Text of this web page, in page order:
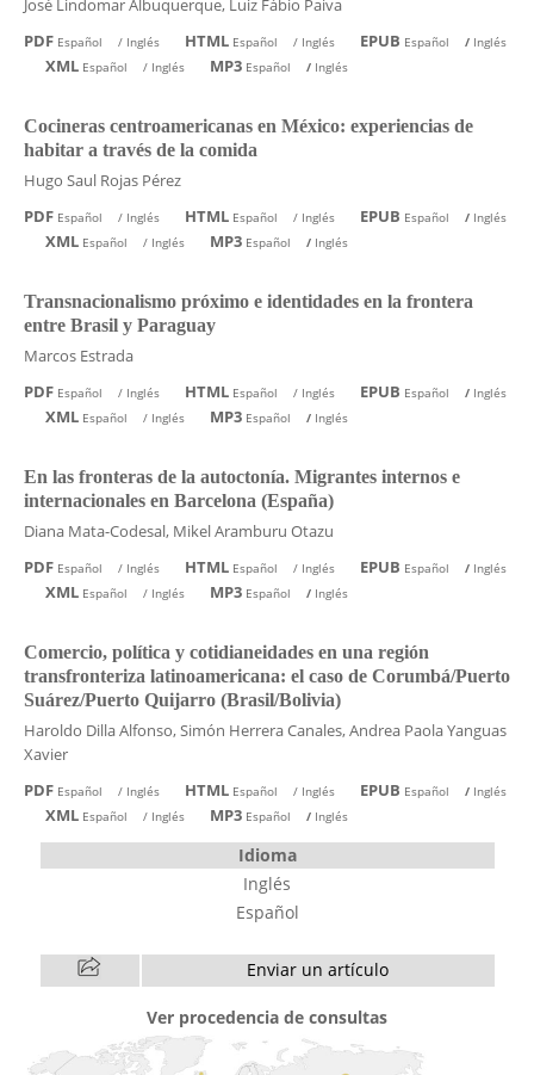
José Lindomar Albuquerque, Luiz Fábio Paiva
PDF Español / Inglés HTML Español / Inglés EPUB Español / Inglés
XML Español / Inglés MP3 Español / Inglés
Cocineras centroamericanas en México: experiencias de
habitar a través de la comida
Hugo Saul Rojas Pérez
PDF Español / Inglés HTML Español / Inglés EPUB Español / Inglés
XML Español / Inglés MP3 Español / Inglés
Transnacionalismo próximo e identidades en la frontera
entre Brasil y Paraguay
Marcos Estrada
PDF Español / Inglés HTML Español / Inglés EPUB Español / Inglés
XML Español / Inglés MP3 Español / Inglés
En las fronteras de la autoctonía. Migrantes internos e
internacionales en Barcelona (España)
Diana Mata-Codesal, Mikel Aramburu Otazu
PDF Español / Inglés HTML Español / Inglés EPUB Español / Inglés
XML Español / Inglés MP3 Español / Inglés
Comercio, política y cotidianeidades en una región
transfronteriza latinoamericana: el caso de Corumbá/Puerto
Suárez/Puerto Quijarro (Brasil/Bolivia)
Haroldo Dilla Alfonso, Simón Herrera Canales, Andrea Paola Yanguas
Xavier
PDF Español / Inglés HTML Español / Inglés EPUB Español / Inglés
XML Español / Inglés MP3 Español / Inglés
Idioma
Inglés
Español
Enviar un artículo
Ver procedencia de consultas